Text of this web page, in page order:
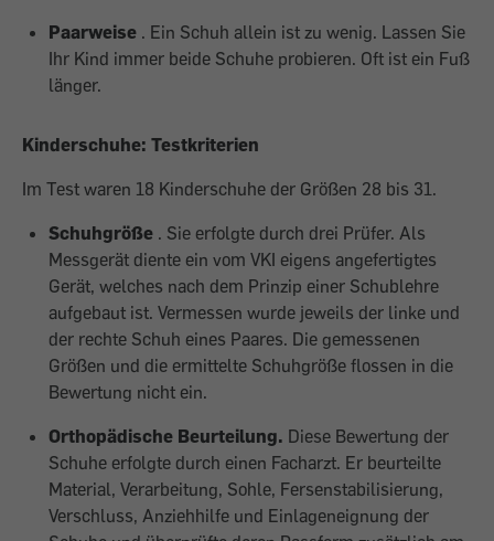
Paarweise . Ein Schuh allein ist zu wenig. Lassen Sie
Ihr Kind immer beide Schuhe probieren. Oft ist ein Fuß
länger.
Kinderschuhe: Testkriterien
Im Test waren 18 Kinderschuhe der Größen 28 bis 31.
Schuhgröße . Sie erfolgte durch drei Prüfer. Als
Messgerät diente ein vom VKI eigens angefertigtes
Gerät, welches nach dem Prinzip einer Schublehre
aufgebaut ist. Vermessen wurde jeweils der linke und
der rechte Schuh eines Paares. Die gemessenen
Größen und die ermittelte Schuhgröße flossen in die
Bewertung nicht ein.
Orthopädische Beurteilung. Diese Bewertung der
Schuhe erfolgte durch einen Facharzt. Er beurteilte
Material, Verarbeitung, Sohle, Fersenstabilisierung,
Verschluss, Anziehhilfe und Einlageneignung der